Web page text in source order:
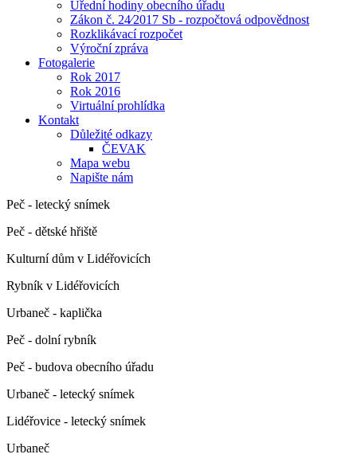
Úřední hodiny obecního úřadu
Zákon č. 24⁄2017 Sb - rozpočtová odpovědnost
Rozklikávací rozpočet
Výroční zpráva
Fotogalerie
Rok 2017
Rok 2016
Virtuální prohlídka
Kontakt
Důležité odkazy
ČEVAK
Mapa webu
Napište nám
Peč - letecký snímek
Peč - dětské hřiště
Kulturní dům v Lidéřovicích
Rybník v Lidéřovicích
Urbaneč - kaplička
Peč - dolní rybník
Peč - budova obecního úřadu
Urbaneč - letecký snímek
Lidéřovice - letecký snímek
Urbaneč